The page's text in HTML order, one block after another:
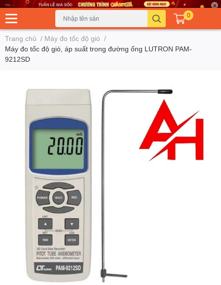
0
Trang chủ / Máy đo tốc độ gió /
Máy đo tốc độ gió, áp suất trong đường ống LUTRON PAM-
9212SD